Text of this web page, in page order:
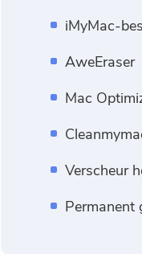
iMyMac-
AweEraser
Mac
Verscheur
Permanent